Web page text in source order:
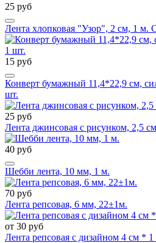
25 руб
Лента хлопковая "Узор", 2 см, 1 м.
15 руб
Конверт бумажный 11,4*22,9 см,
шт.
25 руб
Лента джинсовая с рисунком, 2,5
40 руб
Шебби лента, 10 мм, 1 м.
70 руб
Лента репсовая, 6 мм, 22±1м.
от 30 руб
Лента репсовая с дизайном 4 см * 1